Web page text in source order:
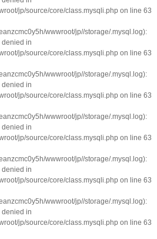
jp/source/core/class.mysqli.php on line 63
wwwroot/jp//storage/.mysql.log):
denied in
jp/source/core/class.mysqli.php on line 63
wwwroot/jp//storage/.mysql.log):
denied in
jp/source/core/class.mysqli.php on line 63
wwwroot/jp//storage/.mysql.log):
denied in
jp/source/core/class.mysqli.php on line 63
wwwroot/jp//storage/.mysql.log):
denied in
jp/source/core/class.mysqli.php on line 63
wwwroot/jp//storage/.mysql.log):
denied in
jp/source/core/class.mysqli.php on line 63